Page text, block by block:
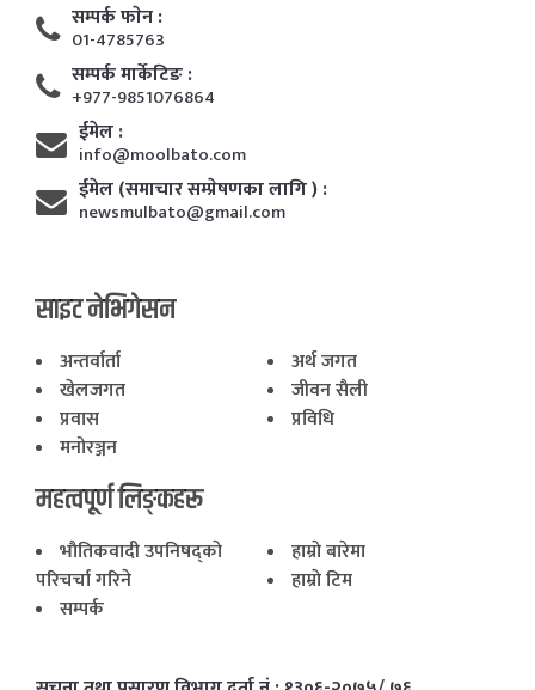
सम्पर्क फाेन :
01-4785763
सम्पर्क मार्केटिङ :
+977-9851076864
ईमेल :
info@moolbato.com
ईमेल (समाचार सम्प्रेषणका लागि ) :
newsmulbato@gmail.com
साइट नेभिगेसन
अन्तर्वार्ता
अर्थ जगत
खेलजगत
जीवन सैली
प्रवास
प्रविधि
मनोरञ्जन
महत्वपूर्ण लिङ्कहरू
भाैतिकवादी उपनिषद्काे
परिचर्चा गरिने
हाम्राे बारेमा
हाम्राे टिम
सम्पर्क